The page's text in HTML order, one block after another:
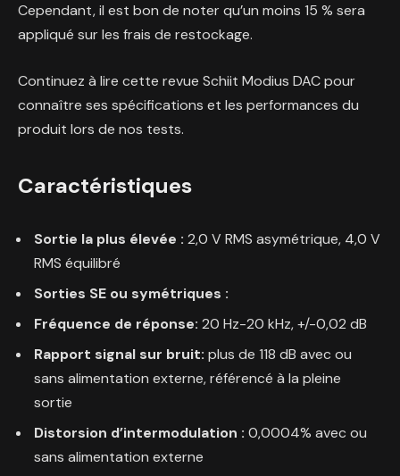
Cependant, il est bon de noter qu’un moins 15 % sera
appliqué sur les frais de restockage.
Continuez à lire cette revue Schiit Modius DAC pour
connaître ses spécifications et les performances du
produit lors de nos tests.
Caractéristiques
Sortie la plus élevée : 2,0 V RMS asymétrique, 4,0 V
RMS équilibré
Sorties SE ou symétriques :
Fréquence de réponse: 20 Hz-20 kHz, +/-0,02 dB
Rapport signal sur bruit: plus de 118 dB avec ou
sans alimentation externe, référencé à la pleine
sortie
Distorsion d’intermodulation : 0,0004% avec ou
sans alimentation externe